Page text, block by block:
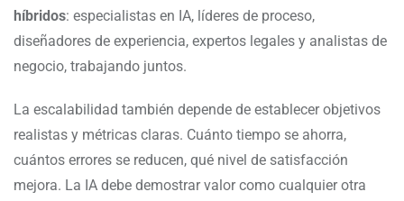
híbridos: especialistas en IA, líderes de proceso,
diseñadores de experiencia, expertos legales y analistas de
negocio, trabajando juntos.
La escalabilidad también depende de establecer objetivos
realistas y métricas claras. Cuánto tiempo se ahorra,
cuántos errores se reducen, qué nivel de satisfacción
mejora. La IA debe demostrar valor como cualquier otra